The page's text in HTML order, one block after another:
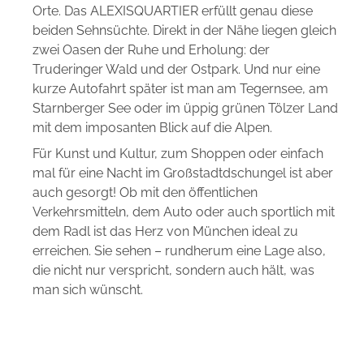
Orte. Das ALEXISQUARTIER erfüllt genau diese
beiden Sehnsüchte. Direkt in der Nähe liegen gleich
zwei Oasen der Ruhe und Erholung: der
Truderinger Wald und der Ostpark. Und nur eine
kurze Autofahrt später ist man am Tegernsee, am
Starnberger See oder im üppig grünen Tölzer Land
mit dem imposanten Blick auf die Alpen.
Für Kunst und Kultur, zum Shoppen oder einfach
mal für eine Nacht im Großstadtdschungel ist aber
auch gesorgt! Ob mit den öffentlichen
Verkehrsmitteln, dem Auto oder auch sportlich mit
dem Radl ist das Herz von München ideal zu
erreichen. Sie sehen – rundherum eine Lage also,
die nicht nur verspricht, sondern auch hält, was
man sich wünscht.